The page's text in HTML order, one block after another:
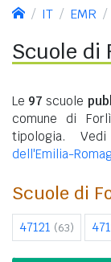
IT EMR
Scuole di
Le 97 scuole
comune di
tipologia.
dell'Emilia-
Scuole di
47121 (63)